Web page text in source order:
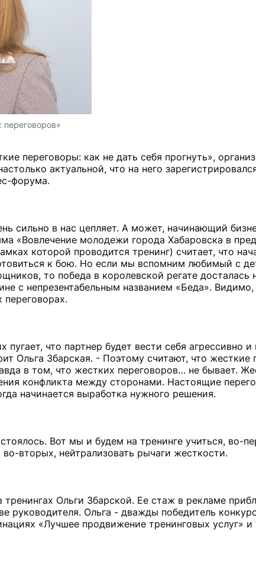
переговоры: как не дать себя прогнуть»,
актуальной, что на него
форума.
сильно в нас цепляет. А может, начинающий
«Вовлечение молодежи города Хабаровска в
которой проводится тренинг) считает, что
к бою. Но если мы вспомним любимый с
то победа в королевской регате
с непрезентабельным названием «Беда».
что партнер будет вести себя агрессивно
Ольга Збарская. - Поэтому считают, что
в том, что жестких переговоров… не бывает.
конфликта между сторонами. Настоящие
начинается выработка нужного решения.
Вот мы и будем на тренинге учиться, во-
вторых, нейтрализовать рычаги жесткости.
Ольги Збарской. Ее стаж в рекламе
руководителя. Ольга - дважды победитель
«Лучшее продвижение тренинговых услуг»